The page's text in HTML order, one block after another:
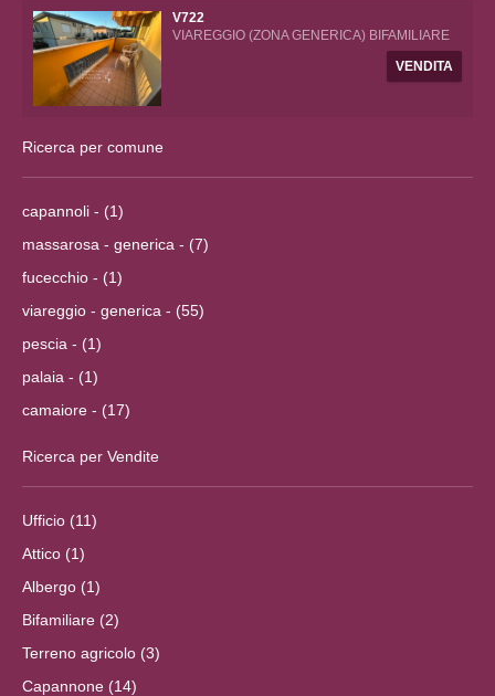
V722
VIAREGGIO (ZONA GENERICA) BIFAMILIARE
VENDITA
Ricerca per comune
capannoli - (1)
massarosa - generica - (7)
fucecchio - (1)
viareggio - generica - (55)
pescia - (1)
palaia - (1)
camaiore - (17)
Ricerca per Vendite
Ufficio (11)
Attico (1)
Albergo (1)
Bifamiliare (2)
Terreno agricolo (3)
Capannone (14)